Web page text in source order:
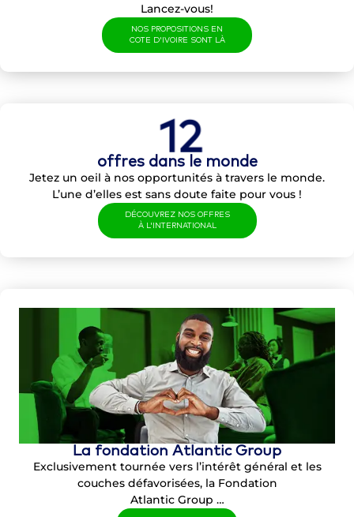
Lancez-vous!
NOS PROPOSITIONS EN
COTE D'IVOIRE SONT LÀ
12
offres dans le monde
Jetez un oeil à nos opportunités à travers le monde.
L’une d’elles est sans doute faite pour vous !
DÉCOUVREZ NOS OFFRES
À L'INTERNATIONAL
La fondation Atlantic Group
Exclusivement tournée vers l’intérêt général et les
couches défavorisées, la Fondation
Atlantic Group …